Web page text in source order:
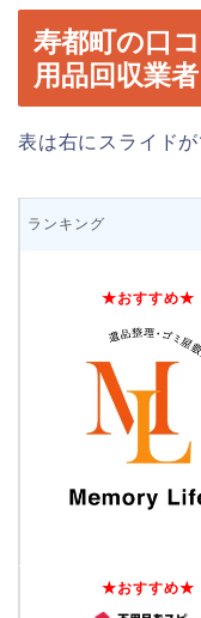
寿都町の口
用品回収業
表は右にスライドが
ランキング
★おすすめ★
★おすすめ★